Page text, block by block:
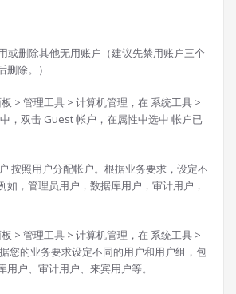
或删除其他无用账户（建议先禁用账户三个
删除。）
> 管理工具 > 计算机管理，在 系统工具 >
，双击 Guest 帐户，在属性中选中 帐户已
按照用户分配帐户。根据业务要求，设定不
如，管理员用户，数据库用户，审计用户，
> 管理工具 > 计算机管理，在 系统工具 >
您的业务要求设定不同的用户和用户组，包
户、审计用户、来宾用户等。